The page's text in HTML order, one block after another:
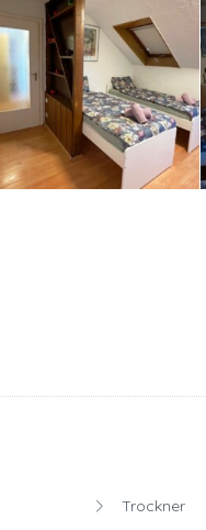
Trockner